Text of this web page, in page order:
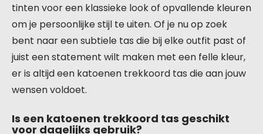
tinten voor een klassieke look of opvallende kleuren
om je persoonlijke stijl te uiten. Of je nu op zoek
bent naar een subtiele tas die bij elke outfit past of
juist een statement wilt maken met een felle kleur,
er is altijd een katoenen trekkoord tas die aan jouw
wensen voldoet.
Is een katoenen trekkoord tas geschikt
voor dagelijks gebruik?